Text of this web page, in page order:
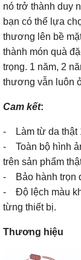
nó trở thành duy
bạn có thể lựa
thương lên bề
thành món quà
trọng. 1 năm, 2
thương vẫn luôn
Cam kết:
- Làm từ da thật
- Toàn bộ hình
trên sản phẩm
- Bảo hành trọn
- Độ lệch màu
từng thiết bị.
Thương hiệu